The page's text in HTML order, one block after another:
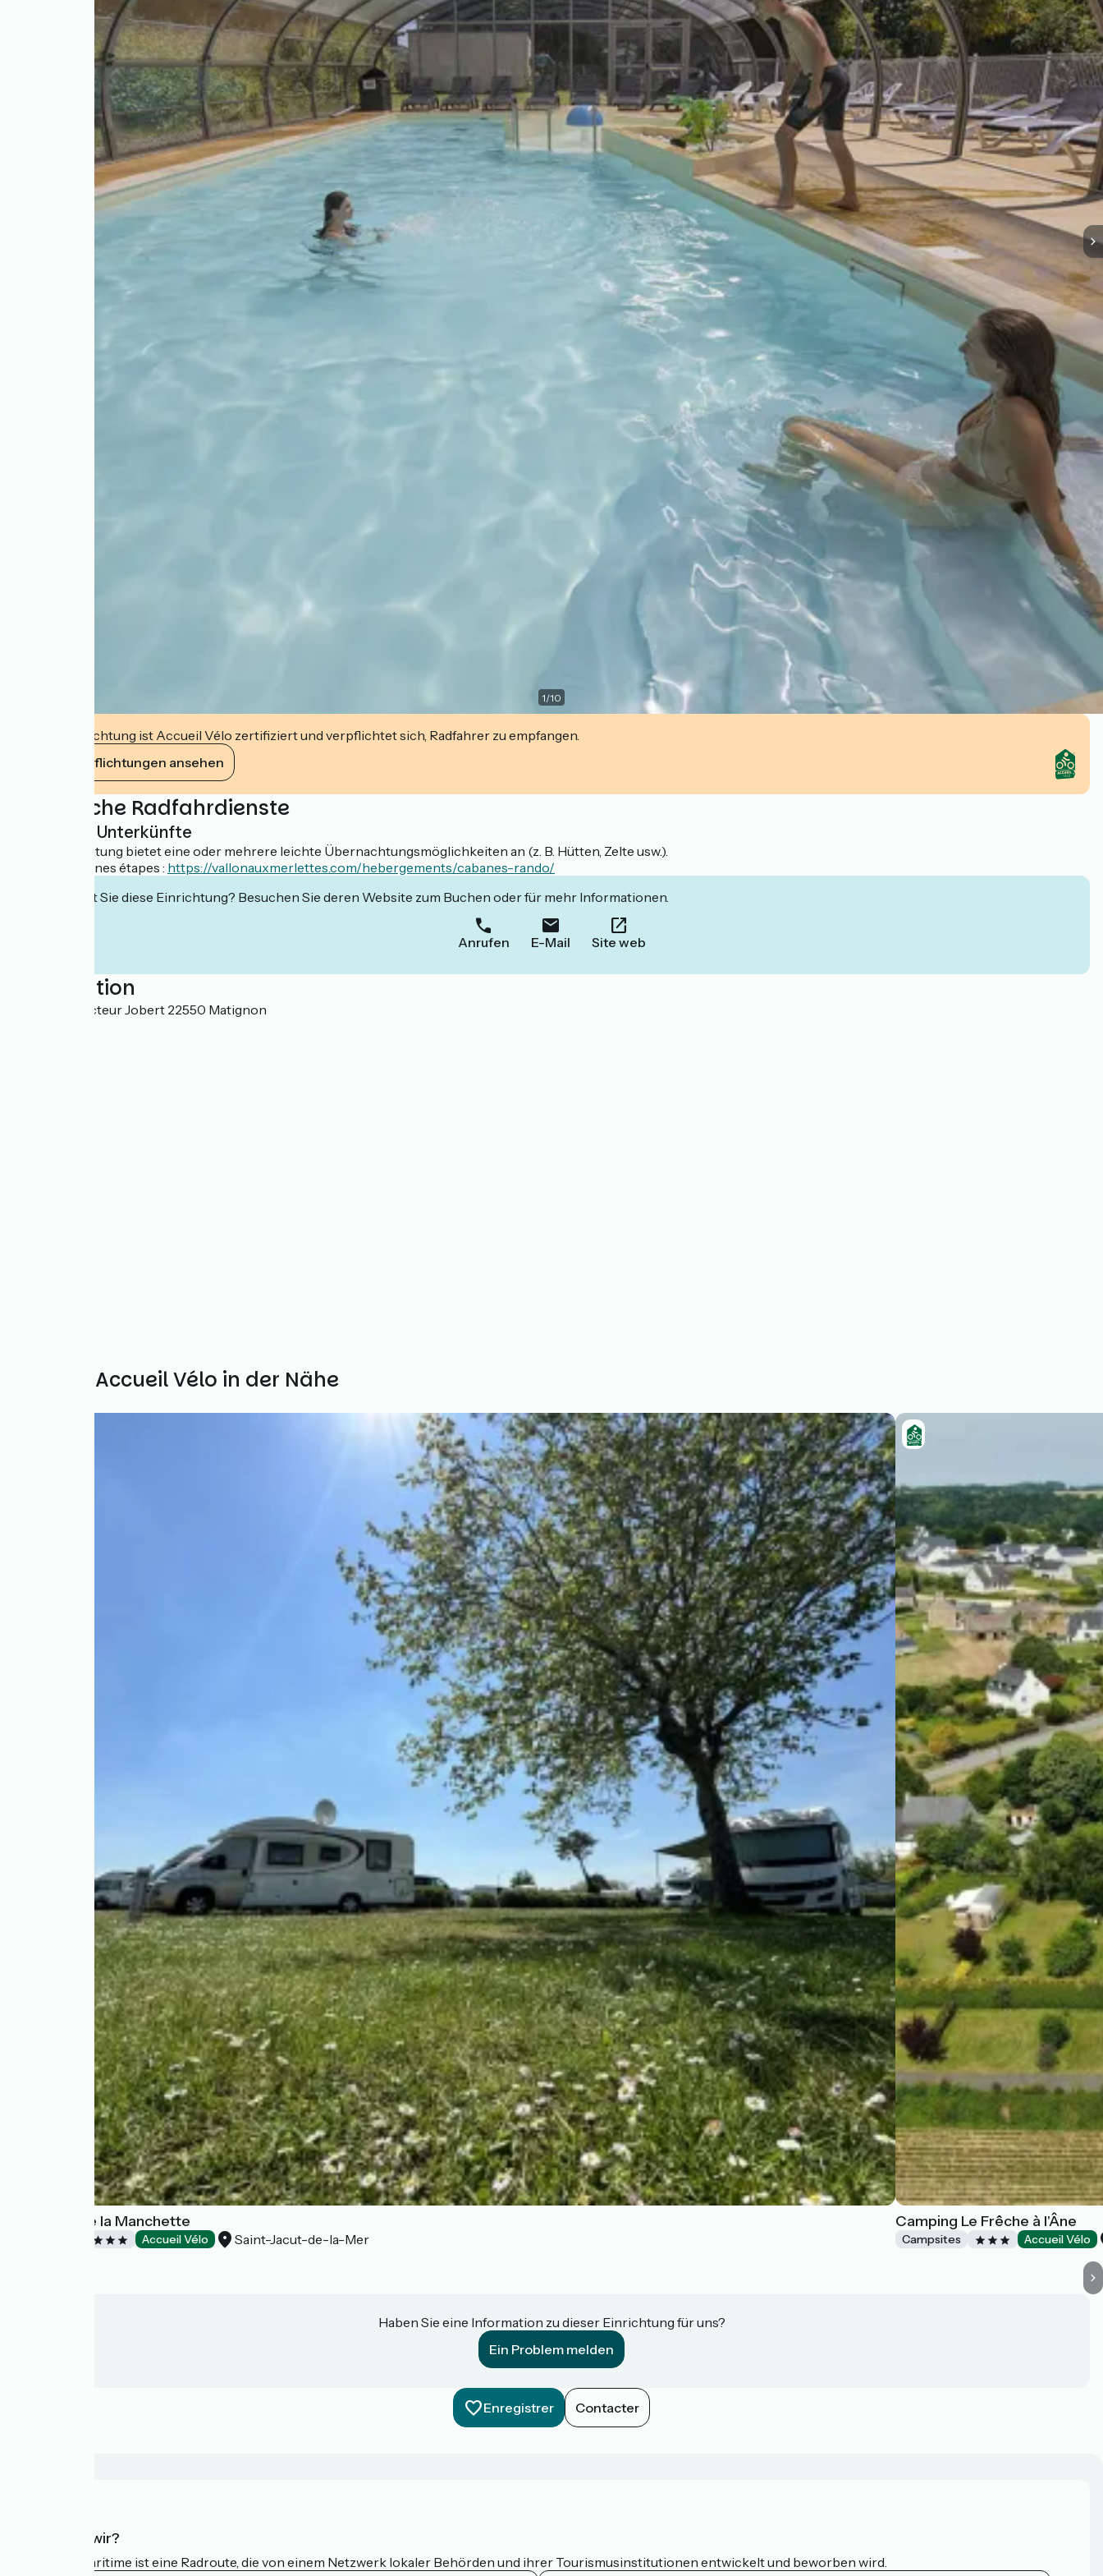
1/10
Diese Einrichtung ist Accueil Vélo zertifiziert und verpflichtet sich, Radfahrer zu empfangen.
Ihre Verpflichtungen ansehen
Zusätzliche Radfahrdienste
Leichte Unterkünfte
Diese Einrichtung bietet eine oder mehrere leichte Übernachtungsmöglichkeiten an (z. B. Hütten, Zelte usw.).
Plusieur cabanes étapes : https://vallonauxmerlettes.com/hebergements/cabanes-rando/
Interessiert Sie diese Einrichtung? Besuchen Sie deren Website zum Buchen oder für mehr Informationen.
Anrufen E-Mail Site web
Localisation
43 rue du Docteur Jobert 22550 Matignon
Weitere Accueil Vélo in der Nähe
Camping de la Manchette
Accueil Vélo Saint-Jacut-de-la-Mer
Camping Le Frêche à l'Âne
Campsites Accueil Vélo
Haben Sie eine Information zu dieser Einrichtung für uns?
Ein Problem melden
Enregistrer Contacter
Wer sind wir?
Die Vélomaritime ist eine Radroute, die von einem Netzwerk lokaler Behörden und ihrer Tourismusinstitutionen entwickelt und beworben wird.